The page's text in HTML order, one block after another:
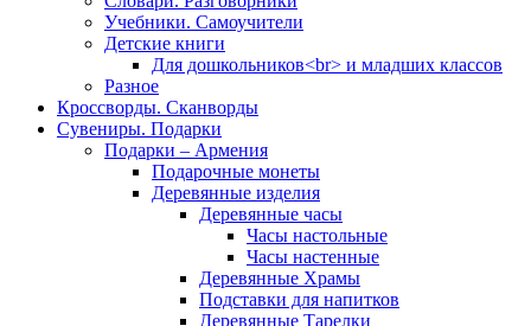
Учебники. Самоучители
Детские книги
Для дошкольников<br> и младших классов
Разное
Кроссворды. Сканворды
Сувениры. Подарки
Подарки – Армения
Подарочные монеты
Деревянные изделия
Деревянные часы
Часы настольные
Часы настенные
Деревянные Храмы
Подставки для напитков
Деревянные Тарелки